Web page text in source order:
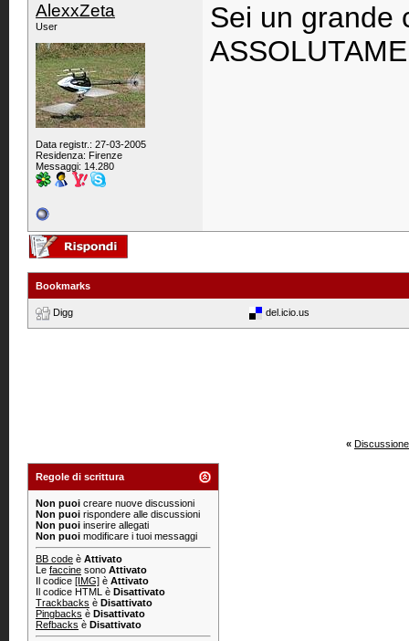
AlexxZeta
User
Data registr.: 27-03-2005
Residenza: Firenze
Messaggi: 14.280
Sei un grande
Bookmarks
Digg del.icio.us
«
Regole di scrittura
Non puoi creare nuove discussioni
Non puoi rispondere alle discussioni
Non puoi inserire allegati
Non puoi modificare i tuoi messaggi
BB code è Attivato
Le faccine sono Attivato
Il codice [IMG] è Attivato
Il codice HTML è Disattivato
Trackbacks è Disattivato
Pingbacks è Disattivato
Refbacks è Disattivato